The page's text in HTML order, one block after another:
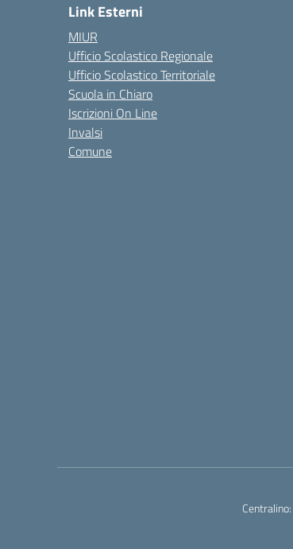
Link Esterni
MIUR
Ufficio Scolastico Regionale
Ufficio Scolastico Territoriale
Scuola in Chiaro
Iscrizioni On Line
Invalsi
Comune
Centralino: